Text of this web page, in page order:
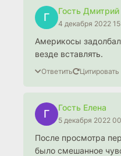
Г
Гость Дмитрий
4 декабря 2022
Америкосы
везде вставлять.
Ответить Цитировать
Г
Гость Елена
5 декабря 2022
После просмотра
было смешанное